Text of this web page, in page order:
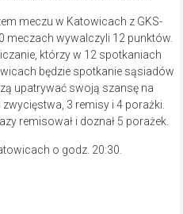
meczu w Katowicach z GKS-
meczach wywalczyli 12 punktów.
którzy w 12 spotkaniach
będzie spotkanie sąsiadów
upatrywać swoją szansę na
3 remisy i 4 porażki.
remisował i doznał 5 porażek.
o godz. 20:30.